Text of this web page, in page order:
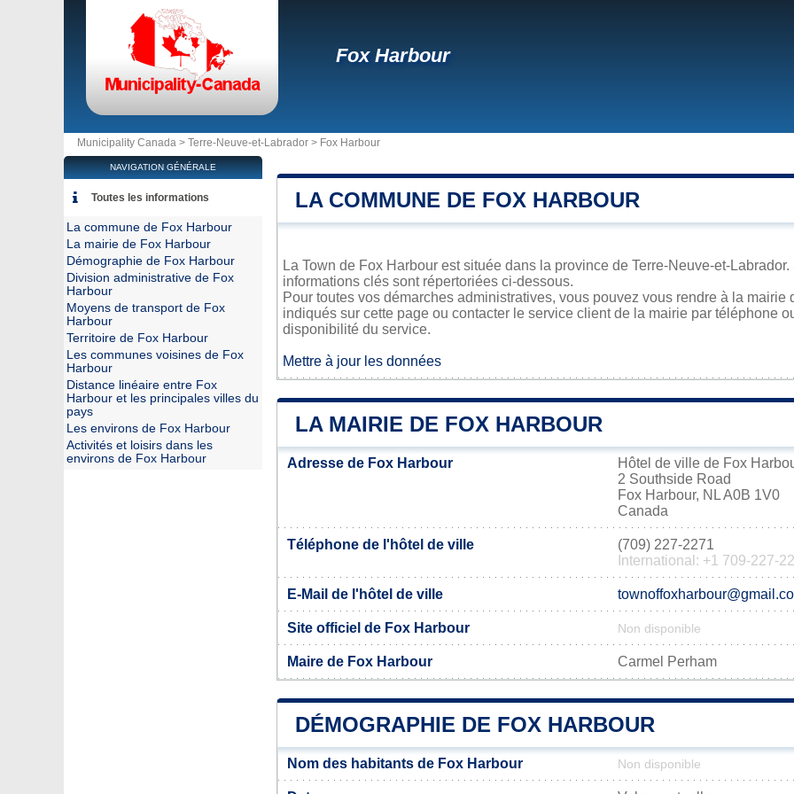
Fox Harbour
Municipality Canada > Terre-Neuve-et-Labrador > Fox Harbour
LA COMMUNE DE FOX HARBOUR
La Town de Fox Harbour est située dans la province de Terre-Neuve-et-
informations clés sont répertoriées ci-dessous.
Pour toutes vos démarches administratives, vous pouvez vous rendre à la
indiqués sur cette page ou contacter le service client de la mairie par téléphone
disponibilité du service.
Mettre à jour les données
LA MAIRIE DE FOX HARBOUR
Adresse de Fox Harbour
Hôtel de ville de Fox
2 Southside Road
Fox Harbour, NL A0B 1V0
Canada
Téléphone de l'hôtel de ville
(709) 227-2271
International: +1 709-227-
E-Mail de l'hôtel de ville
Site officiel de Fox Harbour Non disponible
Maire de Fox Harbour Carmel Perham
DÉMOGRAPHIE DE FOX HARBOUR
Nom des habitants de Fox Harbour Non disponible
NAVIGATION GÉNÉRALE
Toutes les informations
La commune de Fox Harbour
La mairie de Fox Harbour
Démographie de Fox Harbour
Division administrative de Fox
Harbour
Moyens de transport de Fox
Harbour
Territoire de Fox Harbour
Les communes voisines de Fox
Harbour
Distance linéaire entre Fox
Harbour et les principales villes du
pays
Les environs de Fox Harbour
Activités et loisirs dans les
environs de Fox Harbour